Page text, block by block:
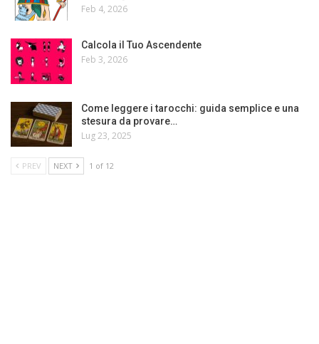
Feb 4, 2026
Calcola il Tuo Ascendente
Feb 3, 2026
Come leggere i tarocchi: guida semplice e una
stesura da provare…
Lug 23, 2025
PREV NEXT 1 of 12